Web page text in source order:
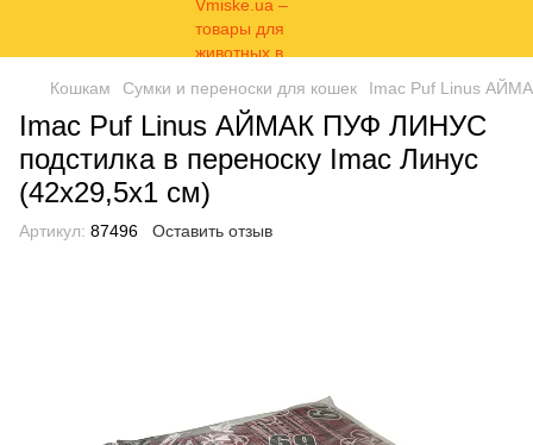
Кошкам Сумки и переноски для кошек Imac Puf Linus
Imac Puf Linus АЙМАК ПУФ ЛИНУС
подстилка в переноску Imac Линус
(42x29,5x1 см)
Артикул: 87496 Оставить отзыв